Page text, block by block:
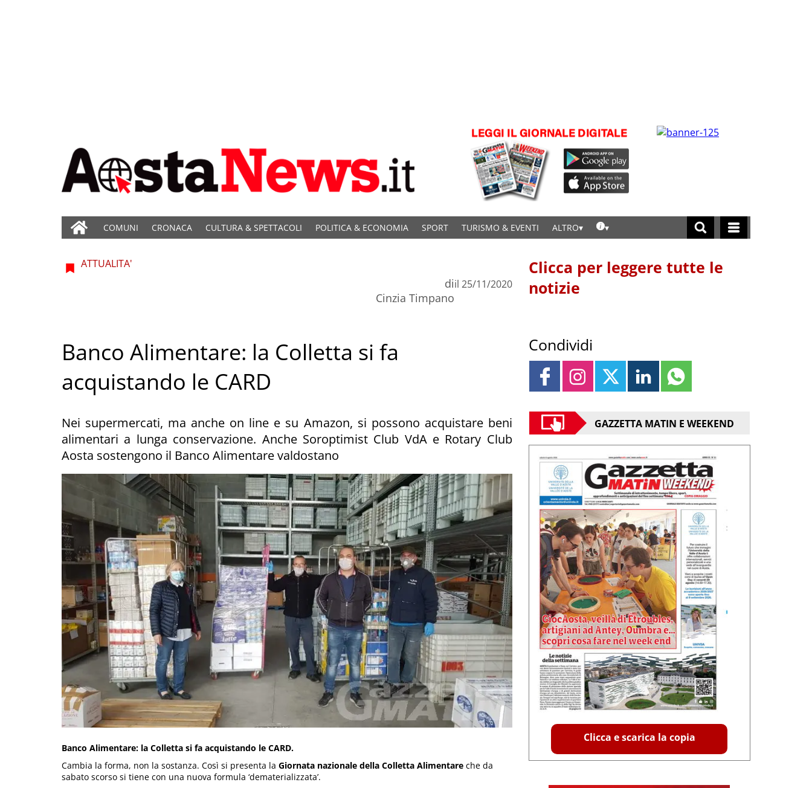
COMUNI CRONACA CULTURA & SPETTACOLI POLITICA & ECONOMIA SPORT TURISMO & EVENTI ALTRO
ATTUALITA'
di
Cinzia Timpano
il 25/11/2020
Banco Alimentare: la Colletta si fa
acquistando le CARD
Nei supermercati, ma anche on line e su Amazon, si possono acquistare beni
alimentari a lunga conservazione. Anche Soroptimist Club VdA e Rotary Club
Aosta sostengono il Banco Alimentare valdostano
Banco Alimentare: la Colletta si fa acquistando le CARD.
Cambia la forma, non la sostanza. Così si presenta la Giornata nazionale della Colletta Alimentare che da
sabato scorso si tiene con una nuova formula ‘dematerializzata’.
Clicca per leggere tutte le
notizie
Condividi
GAZZETTA MATIN E WEEKEND
Clicca e scarica la copia